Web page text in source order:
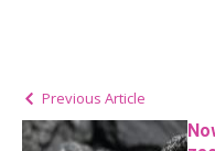
Previous Article